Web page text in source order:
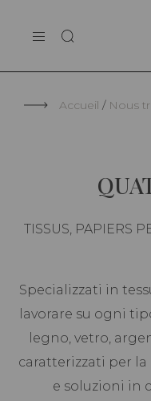
LA
Accueil Nous
TISSUS, PAPIERS
Specializzati in
lavorare su ogni
legno, vetro,
caratterizzati per
e soluzioni in